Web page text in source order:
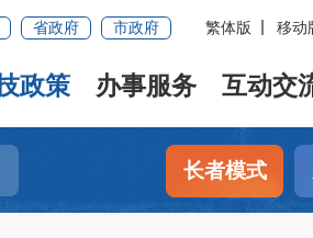
省政府 市政府 繁体版 移动
政策 办事服务 互动交
长者模式